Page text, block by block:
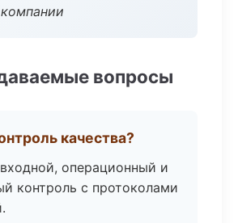
вопросы
качества?
операционный и
контроль с протоколами